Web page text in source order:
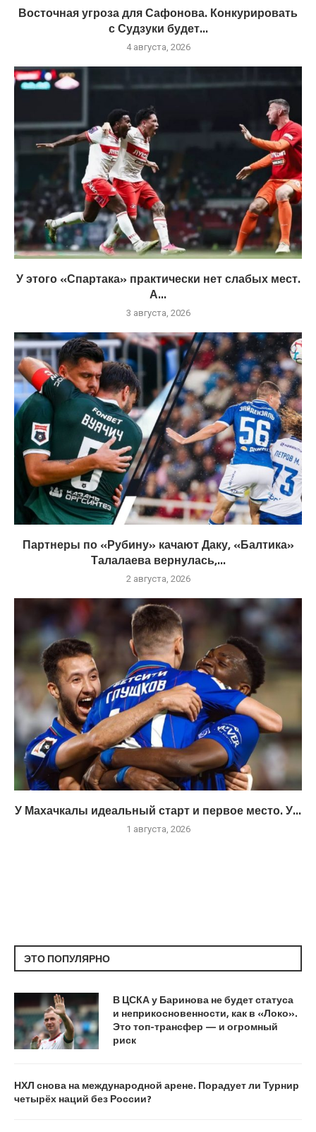
Восточная угроза для Сафонова. Конкурировать
с Судзуки будет...
4 августа, 2026
У этого «Спартака» практически нет слабых мест.
А...
3 августа, 2026
Партнеры по «Рубину» качают Даку, «Балтика»
Талалаева вернулась,...
2 августа, 2026
У Махачкалы идеальный старт и первое место. У...
1 августа, 2026
ЭТО ПОПУЛЯРНО
В ЦСКА у Баринова не будет статуса
и неприкосновенности, как в «Локо».
Это топ-трансфер — и огромный
риск
НХЛ снова на международной арене. Порадует ли Турнир
четырёх наций без России?